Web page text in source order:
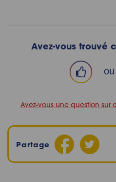
Avez-vous trouvé
ou
Avez-vous une question sur
Partage